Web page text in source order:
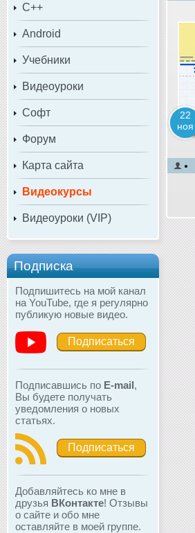
C++
Android
Учебники
Видеоуроки
Софт
Форум
Карта сайта
Видеокурсы
Видеоуроки (VIP)
Подписка
Подпишитесь на мой канал
на YouTube, где я регулярно
публикую новые видео.
Подписаться
Подписавшись по E-mail,
Вы будете получать
уведомления о новых
статьях.
Подписаться
Добавляйтесь ко мне в
друзья ВКонтакте! Отзывы
о сайте и обо мне
оставляйте в моей группе.
22
ноя